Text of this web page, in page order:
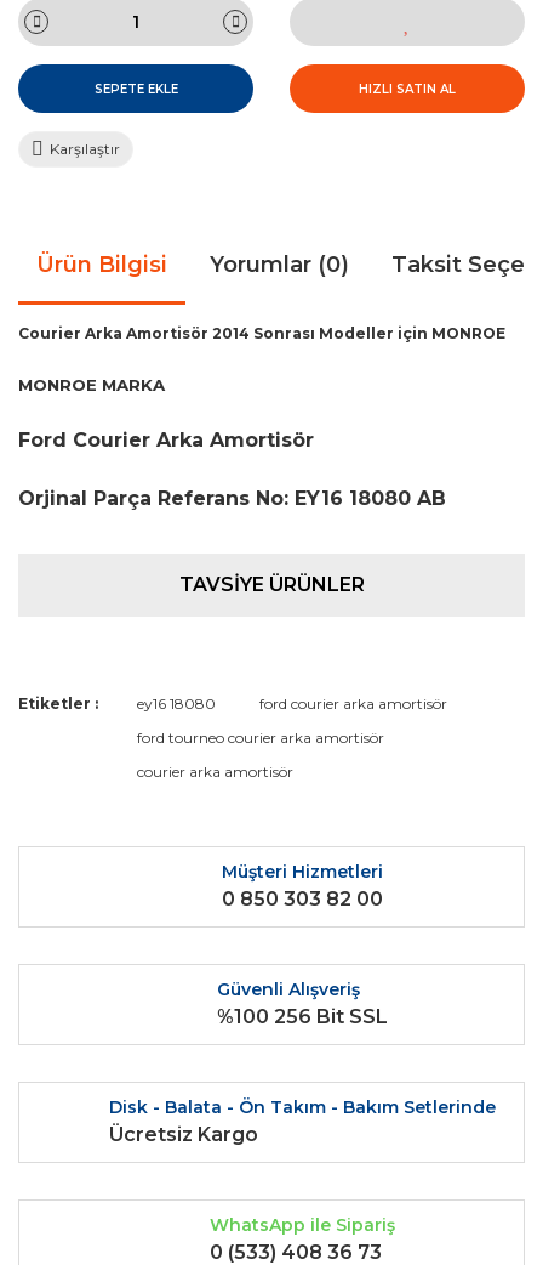
SEPETE EKLE HIZLI SATIN AL
Karşılaştır
Ürün Bilgisi Yorumlar (0) Taksit
Courier Arka Amortisör 2014 Sonrası Modeller için MONROE
MONROE MARKA
Ford Courier Arka Amortisör
Orjinal Parça Referans No: EY16 18080 AB
konularda yetersiz gördüğünüz noktaları öneri formunu
Ürün resmi kalitesiz, bozuk veya görüntülenemiyor.
Gönder
TAVSİYE ÜRÜNLER
Etiketler : ey16 18080
ford courier arka amortisör
ford tourneo courier arka amortisör
courier arka amortisör
Müşteri Hizmetleri
0 850 303 82 00
Güvenli Alışveriş
%100 256 Bit SSL
Disk - Balata - Ön Takım - Bakım Setlerinde
Ücretsiz Kargo
WhatsApp ile Sipariş
0 (533) 408 36 73